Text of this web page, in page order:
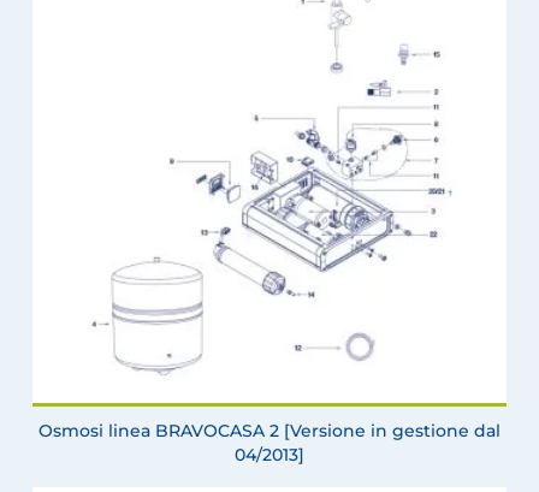
Osmosi linea BRAVOCASA 2 [Versione in gestione dal
04/2013]